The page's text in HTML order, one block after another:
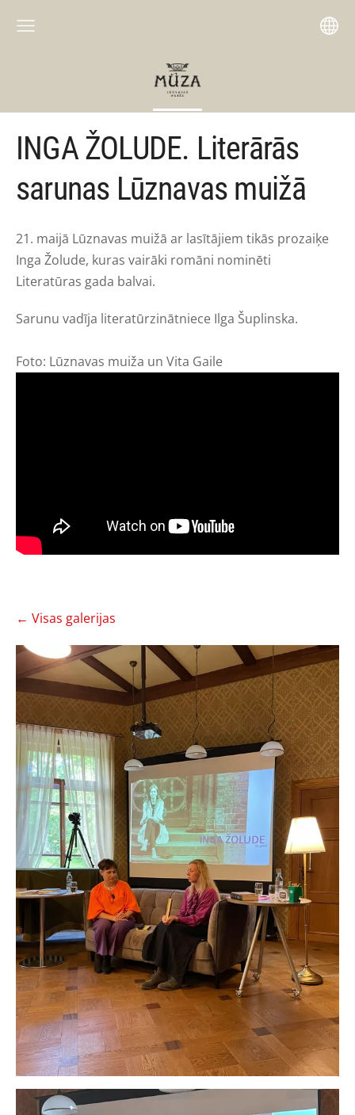
INGA ŽOLUDE. Literārās
sarunas Lūznavas muižā
21. maijā Lūznavas muižā ar lasītājiem tikās prozaiķe
Inga Žolude, kuras vairāki romāni nominēti
Literatūras gada balvai.
Sarunu vadīja literatūrzinātniece Ilga Šuplinska.
Foto: Lūznavas muiža un Vita Gaile
Visas galerijas